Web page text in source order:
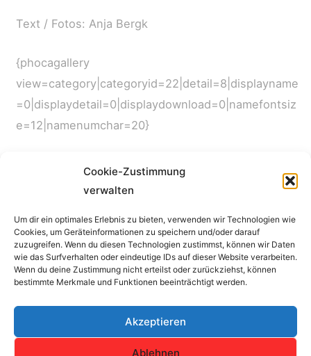
Cookie-Zustimmung
verwalten
Um dir ein optimales Erlebnis zu bieten, verwenden wir Technologien wie
Cookies, um Geräteinformationen zu speichern und/oder darauf
zuzugreifen. Wenn du diesen Technologien zustimmst, können wir Daten
wie das Surfverhalten oder eindeutige IDs auf dieser Website verarbeiten.
Wenn du deine Zustimmung nicht erteilst oder zurückziehst, können
bestimmte Merkmale und Funktionen beeinträchtigt werden.
Akzeptieren
Ablehnen
Text / Fotos: Anja Bergk
{phocagallery
view=category|categoryid=22|detail=8|displayname
=0|displaydetail=0|displaydownload=0|namefontsiz
e=12|namenumchar=20}
Impressum
Copyright © 2026 SV Concordia Erfurt e.V. | Alle Rechte
vorbehalten.
Haftungshinweis: Trotz sorgfältiger inhaltlicher Kontrolle übernehmen